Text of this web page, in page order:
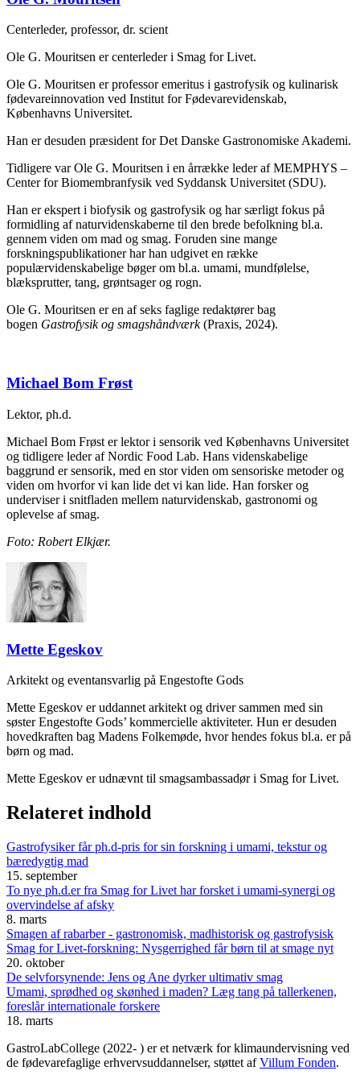
Centerleder, professor, dr. scient
Ole G. Mouritsen er centerleder i Smag for Livet.
Ole G. Mouritsen er professor emeritus i gastrofysik og kulinarisk
fødevareinnovation ved Institut for Fødevarevidenskab,
Københavns Universitet.
Han er desuden præsident for Det Danske Gastronomiske Akademi.
Tidligere var Ole G. Mouritsen i en årrække leder af MEMPHYS –
Center for Biomembranfysik ved Syddansk Universitet (SDU).
Han er ekspert i biofysik og gastrofysik og har særligt fokus på
formidling af naturvidenskaberne til den brede befolkning bl.a.
gennem viden om mad og smag. Foruden sine mange
forskningspublikationer har han udgivet en række
populærvidenskabelige bøger om bl.a. umami, mundfølelse,
blæksprutter, tang, grøntsager og rogn.
Ole G. Mouritsen er en af seks faglige redaktører bag
bogen Gastrofysik og smagshåndværk(Praxis, 2024).
Michael Bom Frøst
Lektor, ph.d.
Michael Bom Frøst er lektor i sensorik ved Københavns Universitet
og tidligere leder af Nordic Food Lab. Hans videnskabelige
baggrund er sensorik, med en stor viden om sensoriske metoder og
viden om hvorfor vi kan lide det vi kan lide. Han forsker og
underviser i snitfladen mellem naturvidenskab, gastronomi og
oplevelse af smag.
Foto: Robert Elkjær.
Mette Egeskov
Arkitekt og eventansvarlig på Engestofte Gods
Mette Egeskov er uddannet arkitekt og driver sammen med sin
søster Engestofte Gods’ kommercielle aktiviteter. Hun er desuden
hovedkraften bag Madens Folkemøde, hvor hendes fokus bl.a. er på
børn og mad.
Mette Egeskov er udnævnt til smagsambassadør i Smag for Livet.
Relateret indhold
Gastrofysiker får ph.d-pris for sin forskning i umami, tekstur og
bæredygtig mad
15. september
To nye ph.d.er fra Smag for Livet har forsket i umami-synergi og
overvindelse af afsky
8. marts
Smagen af rabarber - gastronomisk, madhistorisk og gastrofysisk
Smag for Livet-forskning: Nysgerrighed får børn til at smage nyt
20. oktober
De selvforsynende: Jens og Ane dyrker ultimativ smag
Umami, sprødhed og skønhed i maden? Læg tang på tallerkenen,
foreslår internationale forskere
18. marts
GastroLabCollege (2022- ) er et netværk for klimaundervisning ved
de fødevarefaglige erhvervsuddannelser, støttet afVillum Fonden.